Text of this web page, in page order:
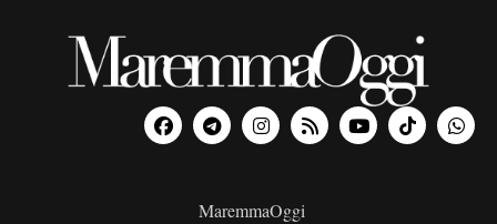
MaremmaOggi